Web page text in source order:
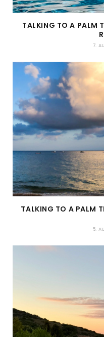
TALKING TO A PALM
7.
TALKING TO A PALM
5.